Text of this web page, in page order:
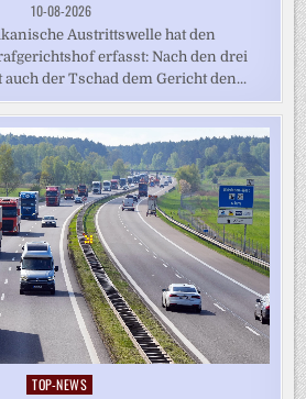
10-08-2026
Austrittswelle hat den
erfasst: Nach den drei
der Tschad dem Gericht den...
Posted
TOP-NEWS